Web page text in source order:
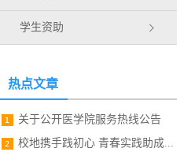
学生资助
热点文章
关于公开医学院服务热线公告
校地携手践初心 青春实践助成...